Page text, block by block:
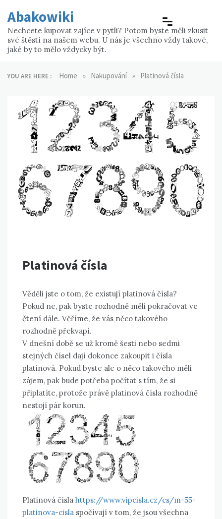
content
Abakowiki
Nechcete kupovat zajíce v pytli? Potom byste měli zkusit
své štěstí na našem webu. U nás je všechno vždy takové,
jaké by to mělo vždycky být.
YOU ARE HERE : Home » Nakupování » Platinová čísla
Platinová čísla
Věděli jste o tom, že existují platinová čísla?
Pokud ne, pak byste rozhodně měli pokračovat ve
čtení dále. Věříme, že vás něco takového
rozhodně překvapí.
V dnešní době se už kromě šesti nebo sedmi
stejných čísel dají dokonce zakoupit i čísla
platinová. Pokud byste ale o něco takového měli
zájem, pak bude potřeba počítat s tím, že si
připlatíte, protože právě platinová čísla rozhodně
nestojí pár korun.
Platinová čísla https://www.vipcisla.cz/cs/m-55-
platinova-cisla spočívají v tom, že jsou všechna